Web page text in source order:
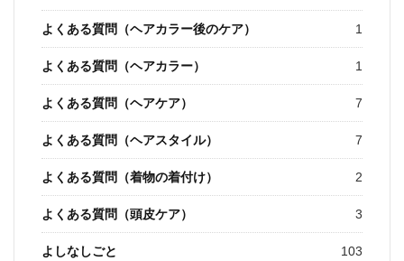
よくある質問（ヘアカラー後のケア） 1
よくある質問（ヘアカラー） 1
よくある質問（ヘアケア） 7
よくある質問（ヘアスタイル） 7
よくある質問（着物の着付け） 2
よくある質問（頭皮ケア） 3
よしなしごと 103